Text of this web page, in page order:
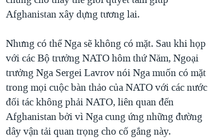
Afghanistan xây dựng tương lai.
Nhưng có thể Nga sẽ không có mặt. Sau khi họp
với các Bộ trưởng NATO hôm thứ Năm, Ngoại
trưởng Nga Sergei Lavrov nói Nga muốn có mặt
trong mọi cuộc bàn thảo của NATO với các nước
đối tác không phải NATO, liên quan đến
Afghanistan bởi vì Nga cung ứng những đường
dây vận tải quan trọng cho cố gắng này.